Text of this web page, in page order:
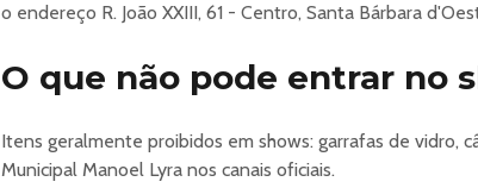
o endereço R. João XXIII, 61 - Centro, Santa Bárbara
O que não pode entrar no
Itens geralmente proibidos em shows: garrafas de vidro,
Municipal Manoel Lyra nos canais oficiais.